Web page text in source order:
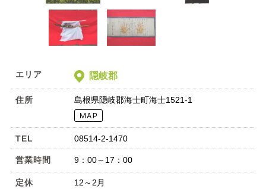
エリア 隠岐郡
住所 島根県隠岐郡海士町海士1521-1
TEL 08514-2-1470
営業時間 9：00～17：00
定休 12～2月